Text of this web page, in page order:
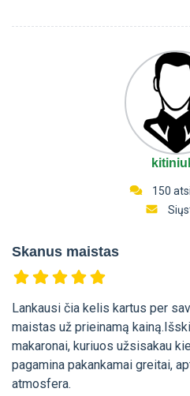
150
Skanus maistas
Lankausi čia kelis kartus per
maistas už prieinamą
makaronai, kuriuos užsisakau
pagamina pakankamai greitai,
atmosfera.